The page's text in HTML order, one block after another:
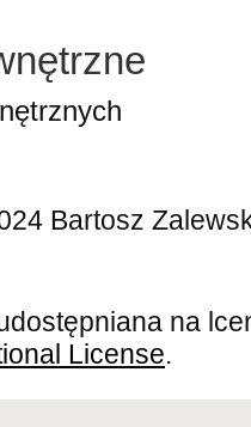
Bartosz
na
License.